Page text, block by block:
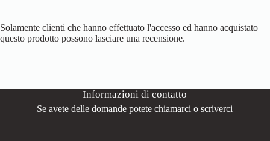
Solamente clienti che hanno effettuato l'accesso ed hanno acquistato
questo prodotto possono lasciare una recensione.
Informazioni di contatto
Se avete delle domande potete chiamarci o scriverci